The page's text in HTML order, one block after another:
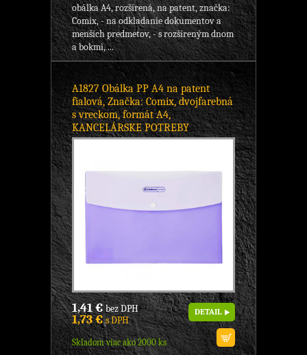
obálka A4, rozšírená, na patent, značka:
Comix, - na odkladanie dokumentov a
menších predmetov, - s rozšíreným dnom
a bokmi, ...
A1827 Obálka PP A4 na patent
fialová, Značka: Comix, dvojfarebná
s vreckom, formát A4,
KANCELÁRSKE POTREBY
1,41 €bez DPH
1,73 €s DPH
Skladom viac ako 2000 ks
DETAIL